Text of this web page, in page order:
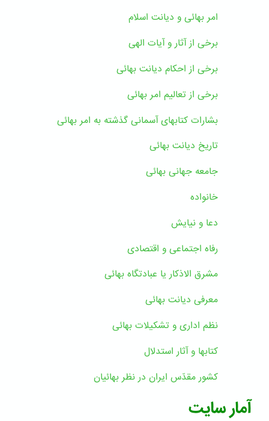
امر بهائی و دیانت اسلام
برخی از آثار و آیات الهی
برخی از احکام دیانت بهائی
برخی از تعالیم امر بهائی
بشارات کتابهای آسمانی گذشته به امر بهائی
تاریخ دیانت بهائی
جامعه جهانی بهائی
خانواده
دعا و نیایش
رفاه اجتماعی و اقتصادی
مشرق الاذکار یا عبادتگاه بهائی
معرفی دیانت بهائی
نظم اداری و تشکیلات بهائی
کتابها و آثار استدلال
کشور مقدّس ایران در نظر بهائیان
آمار سایت